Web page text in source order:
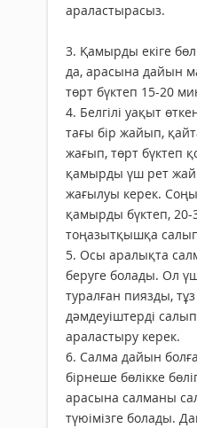
араластырасыз.
3. Қамырды екіге
да, арасына дайын
төрт бүктеп 15-20
4. Белгілі уақыт
тағы бір жайып,
жағып, төрт бүктеп
қамырды үш рет
жағылуы керек.
қамырды бүктеп, 20-
тоңазытқышқа
5. Осы аралықта
беруге болады. Ол
туралған пиязды,
дәмдеуіштерді
араластыру керек.
6. Салма дайын
бірнеше бөлікке
арасына салманы
түюімізге болады.